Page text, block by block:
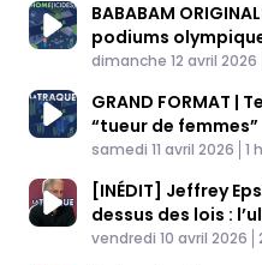
BABABAM
podiums
meurtre
Published At
dimanche 12 avril 2026
GRAND FORMAT |
“tueur de femmes”
Published At
samedi 11 avril 2026 1
[INÉDIT] Jeffrey
dessus des lois :
Published At
vendredi 10 avril 2026